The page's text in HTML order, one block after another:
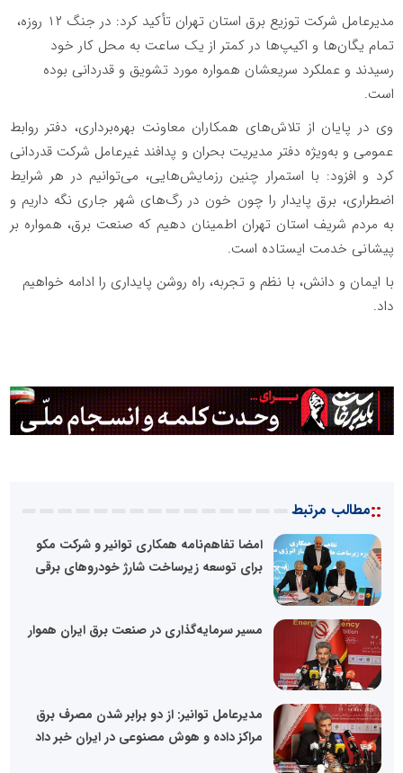
مدیرعامل شرکت توزیع برق استان تهران تأکید کرد: در جنگ ۱۲ روزه،
تمام یگان‌ها و اکیپ‌ها در کمتر از یک ساعت به محل کار خود
رسیدند و عملکرد سریعشان همواره مورد تشویق و قدردانی بوده
است.
وی در پایان از تلاش‌های همکاران معاونت بهره‌برداری، دفتر روابط
عمومی و به‌ویژه دفتر مدیریت بحران و پدافند غیرعامل شرکت قدردانی
کرد و افزود: با استمرار چنین رزمایش‌هایی، می‌توانیم در هر شرایط
اضطراری، برق پایدار را چون خون در رگ‌های شهر جاری نگه داریم و
به مردم شریف استان تهران اطمینان دهیم که صنعت برق، همواره بر
پیشانی خدمت ایستاده است.
با ایمان و دانش، با نظم و تجربه، راه روشن پایداری را ادامه خواهیم
داد.
::مطالب مرتبط
امضا تفاهم‌نامه همکاری توانیر و شرکت مکو
برای توسعه زیرساخت شارژ خودروهای برقی
مسیر سرمایه‌گذاری در صنعت برق ایران هموار
مدیرعامل توانیر: از دو برابر شدن مصرف برق
مراکز داده و هوش مصنوعی در ایران خبر داد